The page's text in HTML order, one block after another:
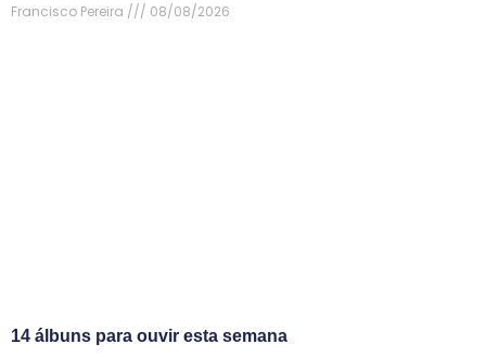
Francisco Pereira
08/08/2026
14 álbuns para ouvir esta semana